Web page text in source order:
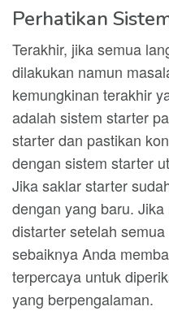
Perhatikan
Terakhir, jika semua
dilakukan namun
kemungkinan terakhir
adalah sistem starter
starter dan pastikan
dengan sistem starter
Jika saklar starter
dengan yang baru.
distarter setelah
sebaiknya Anda
terpercaya untuk
yang berpengalaman.